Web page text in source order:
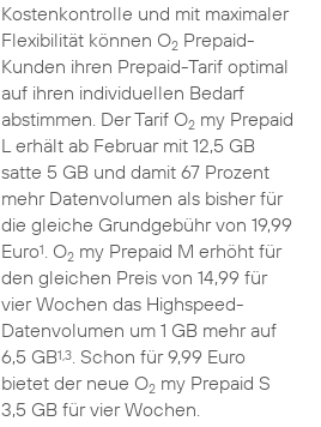
Kostenkontrolle und mit maximaler
Flexibilität können O2Prepaid-
Kunden ihren Prepaid-Tarif optimal
auf ihren individuellen Bedarf
abstimmen. Der Tarif O2my Prepaid
L erhält ab Februar mit 12,5 GB
satte 5 GB und damit 67 Prozent
mehr Datenvolumen als bisher für
die gleiche Grundgebühr von 19,99
Euro1. O2my Prepaid M erhöht für
den gleichen Preis von 14,99 für
vier Wochen das Highspeed-
Datenvolumen um 1 GB mehr auf
6,5 GB1,3. Schon für 9,99 Euro
bietet der neue O2my Prepaid S
3,5 GB für vier Wochen.